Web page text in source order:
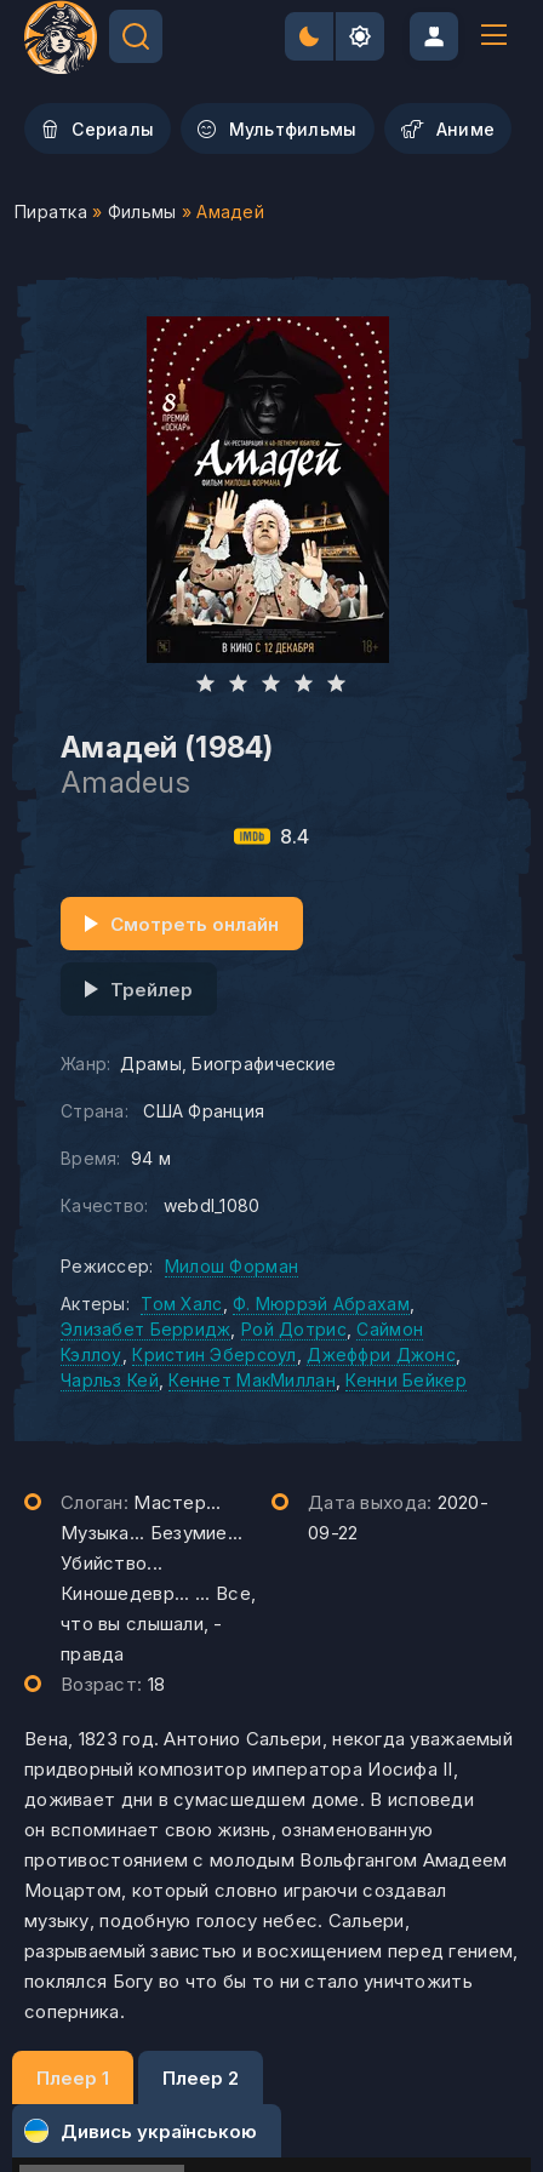
Сериалы Мультфильмы Aниме
Пиратка » Фильмы » Амадей
Амадей (1984)
Amadeus
8.4
Жанр: Драмы Биографические
Страна: США Франция
Время: 94 м
Качество: webdl_1080
Смотреть онлайн
Трейлер
Режиссер:
Милош Форман
Актеры:
Том Халс
Ф. Мюррэй Абрахам
Элизабет Берридж Рой Дотрис Саймон
Кэллоу Кристин Эберсоул
Джеффри Джонс
Чарльз Кей Кеннет МакМиллан Кенни Бейкер
Слоган: Мастер...
Музыка... Безумие...
Убийство...
Киношедевр... ... Все,
что вы слышали, -
правда
Дата выхода: 2020-
09-22
Возраст: 18
Вена, 1823 год. Антонио Сальери, некогда уважаемый
придворный композитор императора Иосифа II,
доживает дни в сумасшедшем доме. В исповеди
он вспоминает свою жизнь, ознаменованную
противостоянием с молодым Вольфгангом Амадеем
Моцартом, который словно играючи создавал
музыку, подобную голосу небес. Сальери,
разрываемый завистью и восхищением перед гением,
поклялся Богу во что бы то ни стало уничтожить
соперника.
Плеер 1 Плеер 2
Дивись українською